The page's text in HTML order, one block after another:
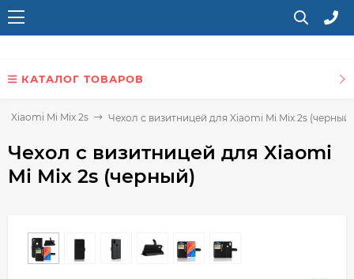
КАТАЛОГ ТОВАРОВ
Xiaomi Mi Mix 2s Чехол с визитницей для Xiaomi Mi Mix 2s (черный)
Чехол с визитницей для Xiaomi
Mi Mix 2s (черный)